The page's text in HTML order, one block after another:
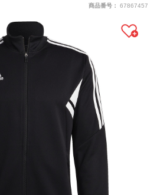
商品番号： 67867457